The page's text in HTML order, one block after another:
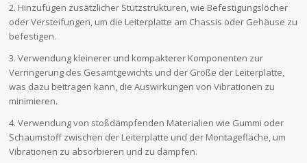
2. Hinzufügen zusätzlicher Stützstrukturen, wie Befestigungslöcher
oder Versteifungen, um die Leiterplatte am Chassis oder Gehäuse zu
befestigen.
3. Verwendung kleinerer und kompakterer Komponenten zur
Verringerung des Gesamtgewichts und der Größe der Leiterplatte,
was dazu beitragen kann, die Auswirkungen von Vibrationen zu
minimieren.
4. Verwendung von stoßdämpfenden Materialien wie Gummi oder
Schaumstoff zwischen der Leiterplatte und der Montagefläche, um
Vibrationen zu absorbieren und zu dämpfen.